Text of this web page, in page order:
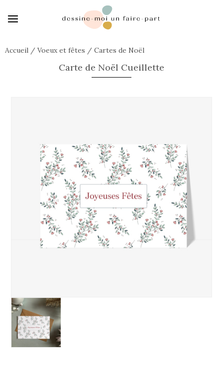
Accueil / Voeux et fêtes / Cartes de Noël
Carte de Noël Cueillette